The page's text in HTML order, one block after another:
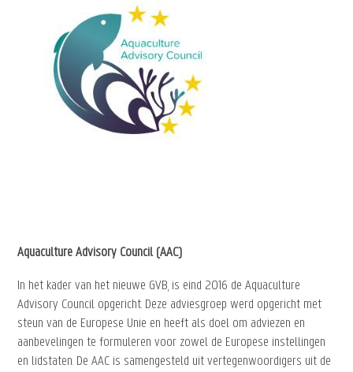
Aquaculture Advisory Council (AAC)
In het kader van het nieuwe GVB, is eind 2016 de Aquaculture
Advisory Council opgericht. Deze adviesgroep werd opgericht met
steun van de Europese Unie en heeft als doel om adviezen en
aanbevelingen te formuleren voor zowel de Europese instellingen
en lidstaten. De AAC is samengesteld uit vertegenwoordigers uit de